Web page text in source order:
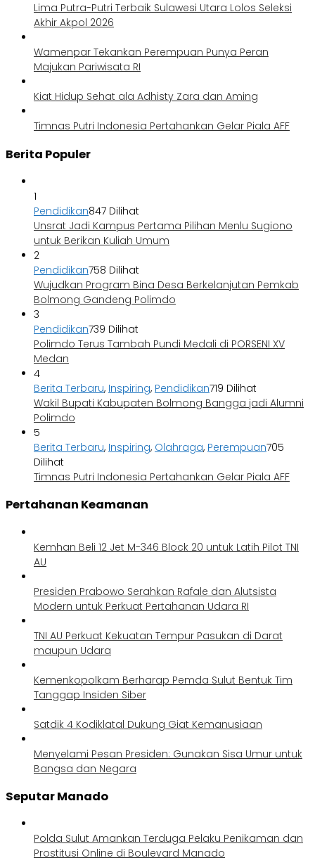
Lima Putra-Putri Terbaik Sulawesi Utara Lolos Seleksi
Akhir Akpol 2026
Wamenpar Tekankan Perempuan Punya Peran
Majukan Pariwisata RI
Kiat Hidup Sehat ala Adhisty Zara dan Aming
Timnas Putri Indonesia Pertahankan Gelar Piala AFF
Berita Populer
1
Pendidikan847 Dilihat
Unsrat Jadi Kampus Pertama Pilihan Menlu Sugiono
untuk Berikan Kuliah Umum
2
Pendidikan758 Dilihat
Wujudkan Program Bina Desa Berkelanjutan Pemkab
Bolmong Gandeng Polimdo
3
Pendidikan739 Dilihat
Polimdo Terus Tambah Pundi Medali di PORSENI XV
Medan
4
Berita Terbaru, Inspiring, Pendidikan719 Dilihat
Wakil Bupati Kabupaten Bolmong Bangga jadi Alumni
Polimdo
5
Berita Terbaru, Inspiring, Olahraga, Perempuan705
Dilihat
Timnas Putri Indonesia Pertahankan Gelar Piala AFF
Pertahanan Keamanan
Kemhan Beli 12 Jet M-346 Block 20 untuk Latih Pilot TNI
AU
Presiden Prabowo Serahkan Rafale dan Alutsista
Modern untuk Perkuat Pertahanan Udara RI
TNI AU Perkuat Kekuatan Tempur Pasukan di Darat
maupun Udara
Kemenkopolkam Berharap Pemda Sulut Bentuk Tim
Tanggap Insiden Siber
Satdik 4 Kodiklatal Dukung Giat Kemanusiaan
Menyelami Pesan Presiden: Gunakan Sisa Umur untuk
Bangsa dan Negara
Seputar Manado
Polda Sulut Amankan Terduga Pelaku Penikaman dan
Prostitusi Online di Boulevard Manado